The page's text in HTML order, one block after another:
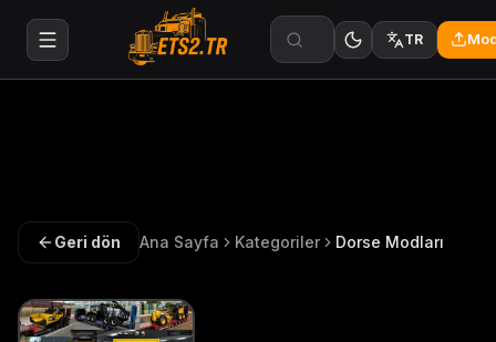
TR
Geri dön Ana Sayfa Kategoriler Dorse Modları